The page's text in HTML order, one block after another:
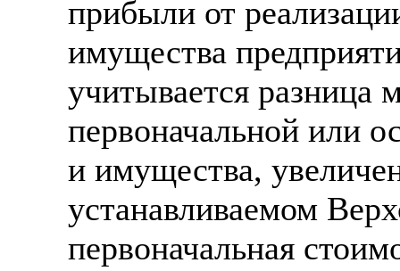
прибыли от
имущества
учитывается
первоначальной или
и имущества,
устанавливаемом
первоначальная